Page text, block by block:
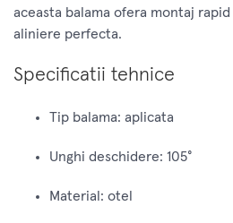
aceasta balama ofera montaj
aliniere perfecta.
Specificatii tehnice
Tip balama: aplicata
Unghi deschidere: 105°
Material: otel